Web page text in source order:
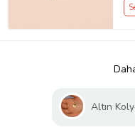
Altın